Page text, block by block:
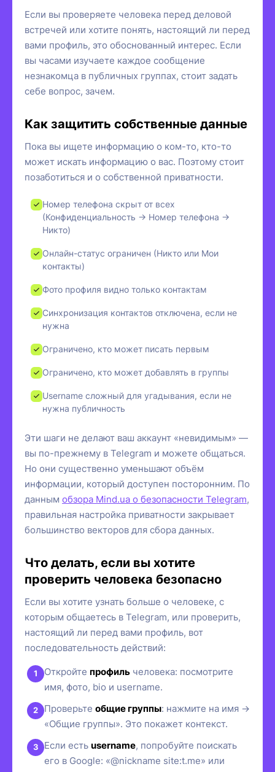
Если вы проверяете человека перед деловой
встречей или хотите понять, настоящий ли перед
вами профиль, это обоснованный интерес. Если
вы часами изучаете каждое сообщение
незнакомца в публичных группах, стоит задать
себе вопрос, зачем.
Как защитить собственные данные
Пока вы ищете информацию о ком-то, кто-то
может искать информацию о вас. Поэтому стоит
позаботиться и о собственной приватности.
Номер телефона скрыт от всех
(Конфиденциальность → Номер телефона →
Никто)
Онлайн-статус ограничен (Никто или Мои
контакты)
Фото профиля видно только контактам
Синхронизация контактов отключена, если не
нужна
Ограничено, кто может писать первым
Ограничено, кто может добавлять в группы
Username сложный для угадывания, если не
нужна публичность
Эти шаги не делают ваш аккаунт «невидимым» —
вы по-прежнему в Telegram и можете общаться.
Но они существенно уменьшают объём
информации, который доступен посторонним. По
данным обзора Mind.ua о безопасности Telegram,
правильная настройка приватности закрывает
большинство векторов для сбора данных.
Что делать, если вы хотите
проверить человека безопасно
Если вы хотите узнать больше о человеке, с
которым общаетесь в Telegram, или проверить,
настоящий ли перед вами профиль, вот
последовательность действий:
Откройте профиль человека: посмотрите
имя, фото, bio и username.
Проверьте общие группы: нажмите на имя →
«Общие группы». Это покажет контекст.
Если есть username, попробуйте поискать
его в Google: «@nickname site:t.me» или